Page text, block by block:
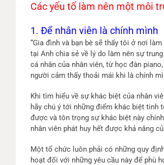
Các yếu tố làm nên một môi
1. Để nhân viên là chính mình
“Gia đình và bạn bè sẽ thấy tôi ở nơi
tại Anh chia sẻ về lý do làm nên sự
cá nhân của nhân viên, từ học đàn
người cảm thấy thoải mái khi là chính
Khi tìm hiểu về sự khác biệt của nhân
hãy chú ý tới những điểm khác biệt tinh
được và tôn trọng sự khác biệt này
nhân viên phát huy hết được khả năng
Một tổ chức luôn phải có những quy
hoạt đối với những yêu cầu này để phù